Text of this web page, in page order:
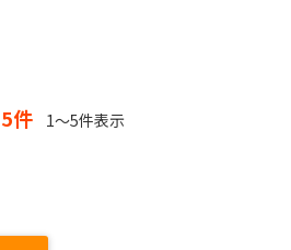
5件 1～5件表示